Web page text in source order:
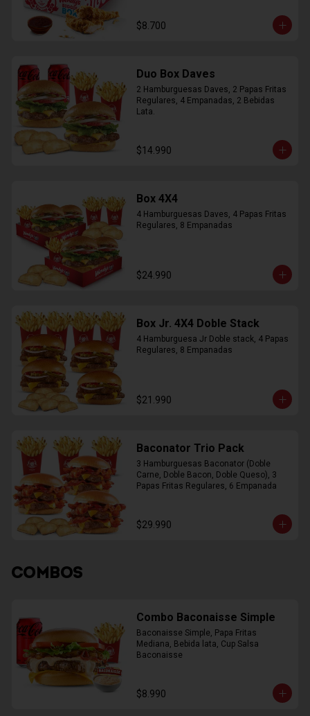
$8.700
Duo Box Daves
2 Hamburguesas Daves, 2 Papas Fritas
Regulares, 4 Empanadas, 2 Bebidas
Lata.
$14.990
Box 4X4
4 Hamburguesas Daves, 4 Papas Fritas
Regulares, 8 Empanadas
$24.990
Box Jr. 4X4 Doble Stack
4 Hamburguesa Jr Doble stack, 4 Papas
Regulares, 8 Empanadas
$21.990
Baconator Trio Pack
3 Hamburguesas Baconator (Doble
Carne, Doble Bacon, Doble Queso), 3
Papas Fritas Regulares, 6 Empanada
$29.990
COMBOS
Combo Baconaisse Simple
Baconaisse Simple, Papa Fritas
Mediana, Bebida lata, Cup Salsa
Baconaisse
$8.990